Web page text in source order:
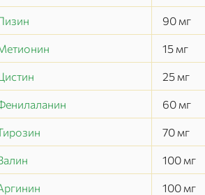
90 мг
15 мг
25 мг
60 мг
70 мг
100 мг
100 мг